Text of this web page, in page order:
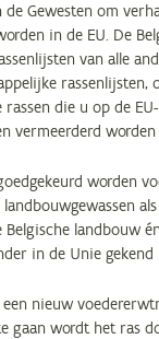
Gewesten om
in de EU. De
van alle
rassenlijsten,
die u op de
vermeerderd worden
worden
landbouw
in de Unie gekend
nieuw
gaan wordt het ras